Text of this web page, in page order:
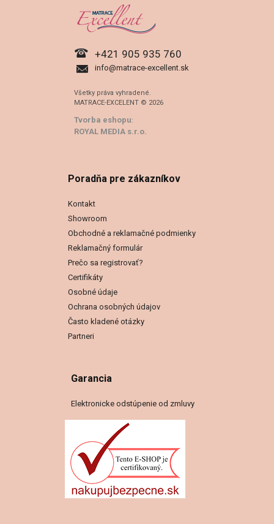
+421 905 935 760
info@matrace-excellent.sk
Všetky práva vyhradené.
MATRACE-EXCELENT © 2026
Tvorba eshopu:
ROYAL MEDIA s.r.o.
Poradňa pre zákazníkov
Kontakt
Showroom
Obchodné a reklamačné podmienky
Reklamačný formulár
Prečo sa registrovať?
Certifikáty
Osobné údaje
Ochrana osobných údajov
Často kladené otázky
Partneri
Garancia
Elektronicke odstúpenie od zmluvy